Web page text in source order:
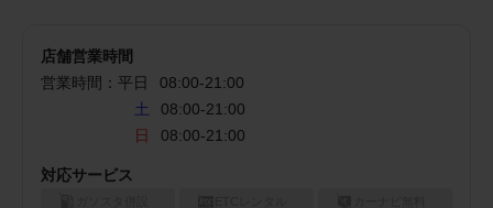
店舗営業時間
営業時間： 平日 08:00-21:00
土
08:00-21:00
日
08:00-21:00
対応サービス